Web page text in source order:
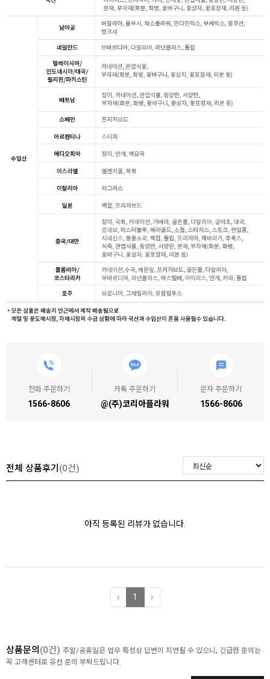
전화 주문하기
1566-8606
카톡 주문하기
@(주)코리아플라워
문자 주문하기
1566-8606
전체 상품후기 (0건)
아직 등록된 리뷰가 없습니다.
‹ 1 ›
상품문의 (0건) 주말/공휴일은 업무 특성상 답변이 지연될 수 있으니, 긴급한 문의는
꼭 고객센터로 유선 문의 부탁드립니다.